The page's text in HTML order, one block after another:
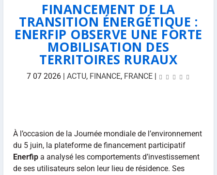
FINANCEMENT DE LA
TRANSITION ÉNERGÉTIQUE :
ENERFIP OBSERVE UNE FORTE
MOBILISATION DES
TERRITOIRES RURAUX
7 07 2026| ACTU, FINANCE, FRANCE|
À l’occasion de la Journée mondiale de l’environnement
du 5 juin, la plateforme de financement participatif
Enerfipa analysé les comportements d’investissement
de ses utilisateurs selon leur lieu de résidence. Ses